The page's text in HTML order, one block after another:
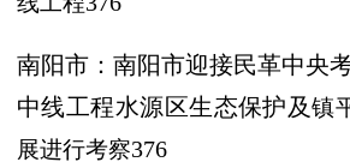
南阳市：南阳市迎接民革中央
中线工程水源区生态保护及镇
展进行考察376